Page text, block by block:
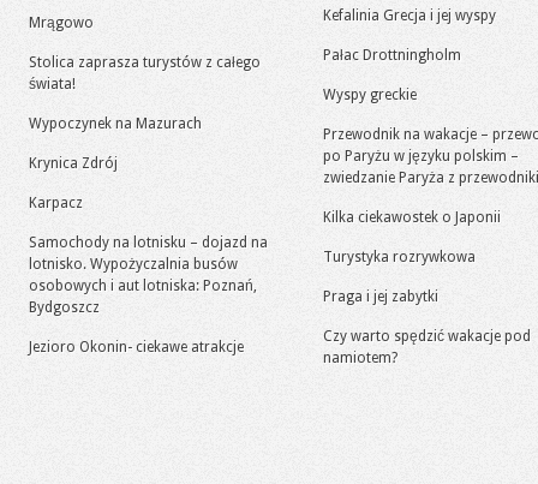
Mrągowo
Stolica zaprasza turystów z całego
świata!
Wypoczynek na Mazurach
Krynica Zdrój
Karpacz
Samochody na lotnisku – dojazd na
lotnisko. Wypożyczalnia busów
osobowych i aut lotniska: Poznań,
Bydgoszcz
Jezioro Okonin- ciekawe atrakcje
Kefalinia Grecja i jej wyspy
Pałac Drottningholm
Wyspy greckie
Przewodnik na wakacje –
po Paryżu w języku polskim –
zwiedzanie Paryża z
Kilka ciekawostek o Japonii
Turystyka rozrywkowa
Praga i jej zabytki
Czy warto spędzić wakacje pod
namiotem?